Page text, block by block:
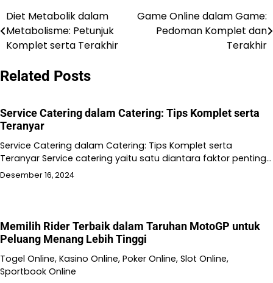
Navigasi
pos
Diet Metabolik dalam
Metabolisme: Petunjuk
Komplet serta Terakhir
Game Online dalam Game:
Pedoman Komplet dan
Terakhir
Related Posts
Service Catering dalam Catering: Tips Komplet serta
Teranyar
Service Catering dalam Catering: Tips Komplet serta
Teranyar Service catering yaitu satu diantara faktor penting…
Desember 16, 2024
Memilih Rider Terbaik dalam Taruhan MotoGP untuk
Peluang Menang Lebih Tinggi
Togel Online, Kasino Online, Poker Online, Slot Online,
Sportbook Online